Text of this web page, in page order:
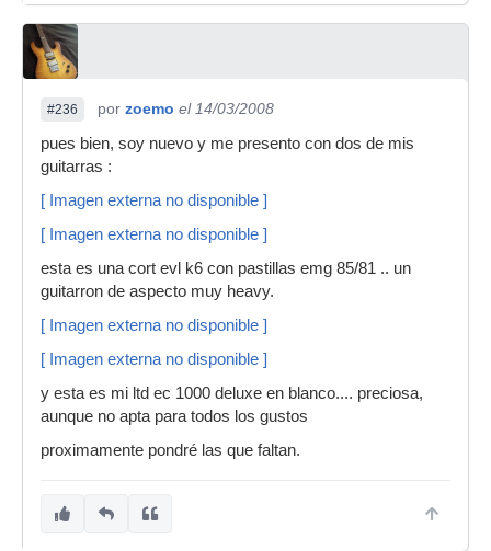
#236 por zoemo el 14/03/2008
pues bien, soy nuevo y me presento con dos de mis
guitarras :
[ Imagen externa no disponible ]
[ Imagen externa no disponible ]
esta es una cort evl k6 con pastillas emg 85/81 .. un
guitarron de aspecto muy heavy.
[ Imagen externa no disponible ]
[ Imagen externa no disponible ]
y esta es mi ltd ec 1000 deluxe en blanco.... preciosa,
aunque no apta para todos los gustos
proximamente pondré las que faltan.